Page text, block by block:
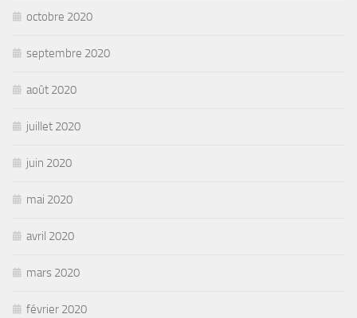
octobre 2020
septembre 2020
août 2020
juillet 2020
juin 2020
mai 2020
avril 2020
mars 2020
février 2020